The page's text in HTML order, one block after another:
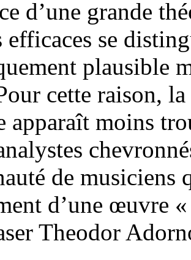
d’une grande
efficaces se
plausible
cette raison,
apparaît moins
de musiciens
d’une œuvre
Theodor